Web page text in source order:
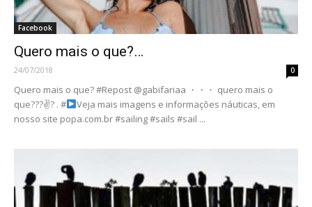
Facebook
Quero mais o que?…
24/07/2018 0
Quero mais o que? #Repost @gabifariaa ・・・ quero mais o
que???✌? . #
Veja mais imagens e informações náuticas, em
nosso site popa.com.br #sailing #sails #sail ...